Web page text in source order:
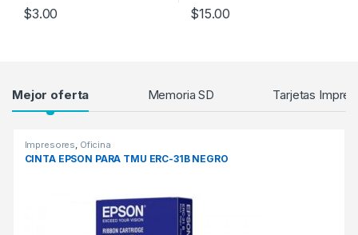
$3.00 $15.00
Products Grid
Mejor oferta Memoria SD Tarjetas
Impresores Oficina
CINTA EPSON PARA TMU ERC-31B NEGRO